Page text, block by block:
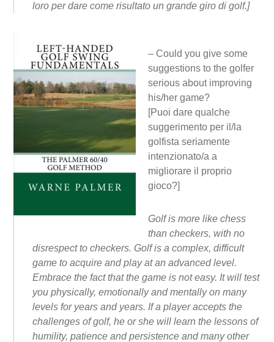
loro per dare come risultato un grande giro di golf.]
– Could you give some
suggestions to the golfer
serious about improving
his/her game?
[Puoi dare qualche
suggerimento per il/la
golfista seriamente
intenzionato/a a
migliorare il proprio
gioco?]
Golf is more like chess
than checkers, with no
disrespect to checkers. Golf is a complex, difficult
game to acquire and play at an advanced level.
Embrace the fact that the game is not easy. It will test
you physically, emotionally and mentally on many
levels for years and years. If a player accepts the
challenges of golf, he or she will learn the lessons of
humility, patience and persistence and many other